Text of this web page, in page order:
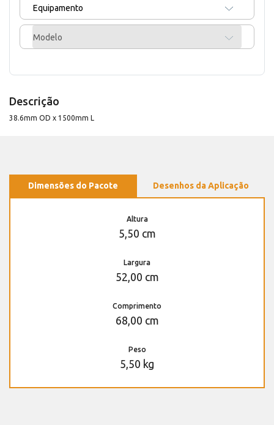
Equipamento
Modelo
Descrição
38.6mm OD x 1500mm L
Dimensões do Pacote Desenhos da Aplicação
Altura
5,50 cm
Largura
52,00 cm
Comprimento
68,00 cm
Peso
5,50 kg